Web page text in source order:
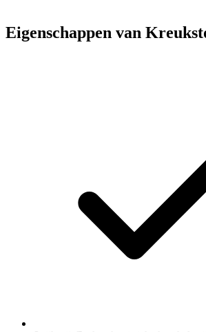
Eigenschappen van